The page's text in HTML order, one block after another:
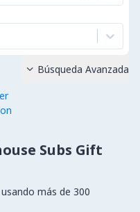
 Búsqueda Avanzada
Subs Gift
más de 300